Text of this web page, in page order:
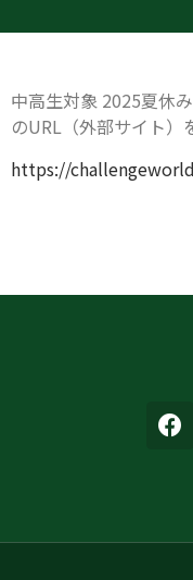
中高生対象 2025夏休
のURL（外部サイト）
https://